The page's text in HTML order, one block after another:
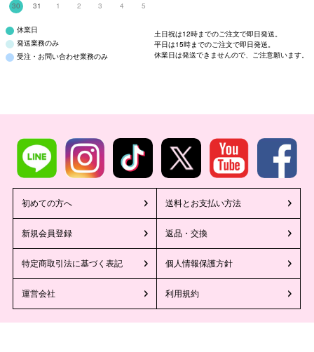
30
31 1 2 3 4 5
休業日
発送業務のみ
受注・お問い合わせ業務のみ
土日祝は12時までのご注文で即日発送。
平日は15時までのご注文で即日発送。
休業日は発送できませんので、ご注意願います。
初めての方へ 送料とお支払い方法
新規会員登録 返品・交換
特定商取引法に基づく表記 個人情報保護方針
運営会社 利用規約